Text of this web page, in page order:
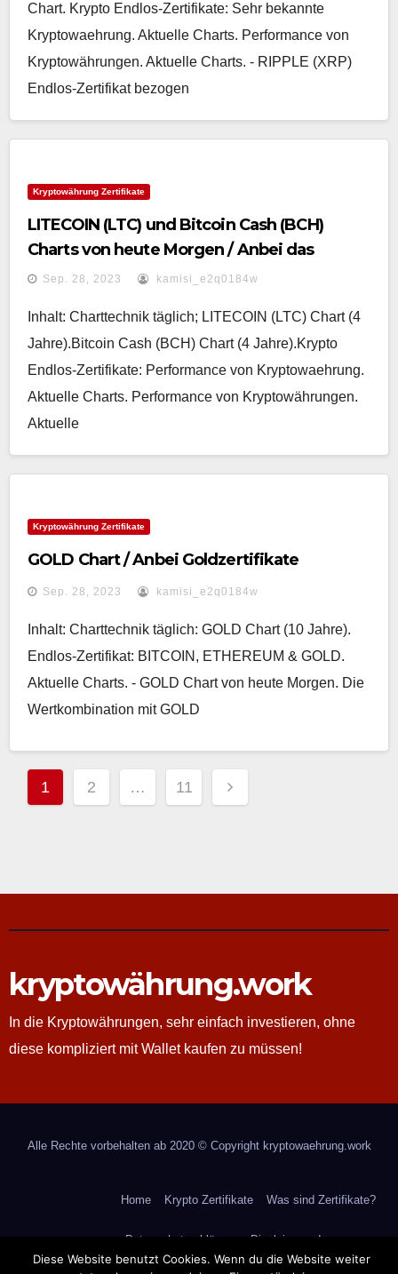
Chart. Krypto Endlos-Zertifikate: Sehr bekannte
Kryptowaehrung. Aktuelle Charts. Performance von
Kryptowährungen. Aktuelle Charts. - RIPPLE (XRP)
Endlos-Zertifikat bezogen
Kryptowährung Zertifikate
LITECOIN (LTC) und Bitcoin Cash (BCH)
Charts von heute Morgen / Anbei das
gemeinsame Zertifikat „Performance von
Sep. 28, 2023 kamisi_e2q0184w
Inhalt: Charttechnik täglich; LITECOIN (LTC) Chart (4
Jahre).Bitcoin Cash (BCH) Chart (4 Jahre).Krypto
Endlos-Zertifikate: Performance von Kryptowaehrung.
Aktuelle Charts. Performance von Kryptowährungen.
Aktuelle
Kryptowährung Zertifikate
GOLD Chart / Anbei Goldzertifikate
Sep. 28, 2023 kamisi_e2q0184w
Inhalt: Charttechnik täglich: GOLD Chart (10 Jahre).
Endlos-Zertifikat: BITCOIN, ETHEREUM & GOLD.
Aktuelle Charts. - GOLD Chart von heute Morgen. Die
Wertkombination mit GOLD
Seitennummerierung
der
1 2 … 11
kryptowährung.work
In die Kryptowährungen, sehr einfach investieren, ohne
diese kompliziert mit Wallet kaufen zu müssen!
Alle Rechte vorbehalten ab 2020 © Copyright kryptowaehrung.work
Home Krypto Zertifikate Was sind Zertifikate?
Datenschutzerklärung Disclaimer Impressum
Diese Website benutzt Cookies. Wenn du die Website weiter